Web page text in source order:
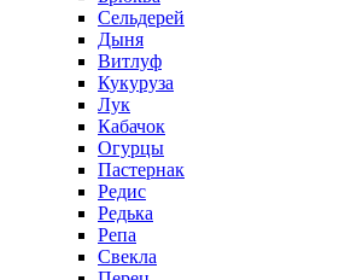
Сельдерей
Дыня
Витлуф
Кукуруза
Лук
Кабачок
Огурцы
Пастернак
Редис
Редька
Репа
Свекла